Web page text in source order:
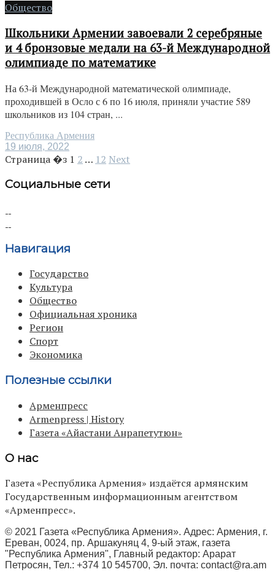
Общество
Школьники Армении завоевали 2 серебряные
и 4 бронзовые медали на 63-й Международной
олимпиаде по математике
На 63-й Международной математической олимпиаде,
проходившей в Осло с 6 по 16 июля, приняли участие 589
школьников из 104 стран, ...
Республика Армения
19 июля, 2022
Страница �з 1 2 … 12 Next
Социальные сети
Навигация
Государство
Культура
Общество
Официальная хроника
Регион
Спорт
Экономика
Полезные ссылки
Арменпресс
Armenpress | History
Газета «Айастани Анрапетутюн»
О нас
Газета «Республика Армения» издаётся армянским
Государственным информационным агентством
«Арменпресс».
© 2021 Газета «Республика Армения». Адрес: Армения, г.
Ереван, 0024, пр. Аршакуняц 4, 9-ый этаж, газета
"Республика Армения", Главный редактор: Арарат
Петросян, Тел.: +374 10 545700, Эл. почта: contact@ra.am